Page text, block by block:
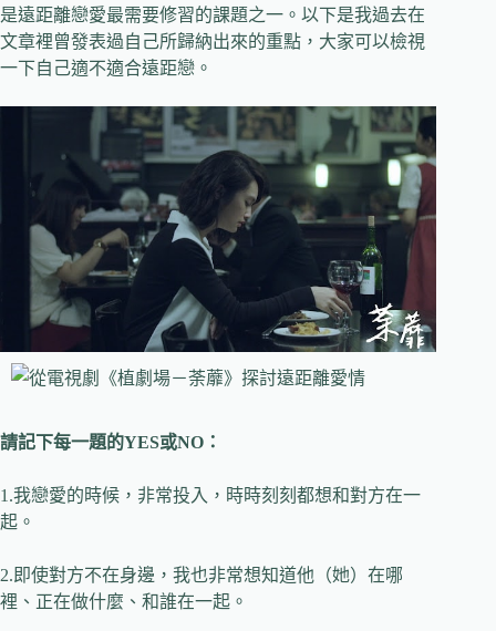
是遠距離戀愛最需要修習的課題之一。以下是我過去在
文章裡曾發表過自己所歸納出來的重點，大家可以檢視
一下自己適不適合遠距戀。
請記下每一題的YES或NO ：
1.我戀愛的時候，非常投入，時時刻刻都想和對方在一
起。
2. 即使對方不在身邊，我也非常想知道他（她）在哪
裡、正在做什麼、和誰在一起。